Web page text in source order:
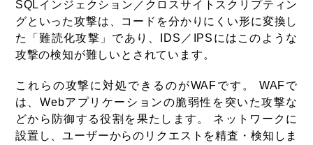
SQLインジェクション／クロスサイトスクリプティン
グといった攻撃は、コードを分かりにくい形に変換し
た「難読化攻撃」であり、IDS／IPSにはこのような
攻撃の検知が難しいとされています。
これらの攻撃に対処できるのがWAFです。 WAFで
は、Webアプリケーションの脆弱性を突いた攻撃な
どから防御する役割を果たします。 ネットワークに
設置し、ユーザーからのリクエストを精査・検知しま